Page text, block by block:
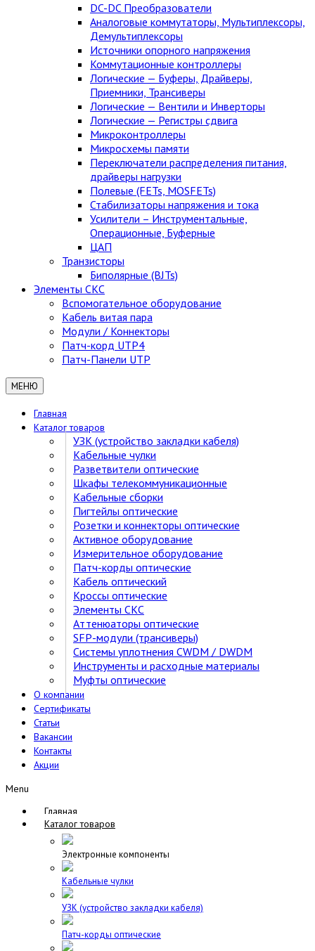
DC-DC Преобразователи
Аналоговые коммутаторы, Мультиплексоры,
Демультиплексоры
Источники опорного напряжения
Коммутационные контроллеры
Логические — Буферы, Драйверы,
Приемники, Трансиверы
Логические — Вентили и Инверторы
Логические — Регистры сдвига
Микроконтроллеры
Микросхемы памяти
Переключатели распределения питания,
драйверы нагрузки
Полевые (FETs, MOSFETs)
Стабилизаторы напряжения и тока
Усилители – Инструментальные,
Операционные, Буферные
ЦАП
Транзисторы
Биполярные (BJTs)
Элементы СКС
Вспомогательное оборудование
Кабель витая пара
Модули / Коннекторы
Патч-корд UTP4
Патч-Панели UTP
МЕНЮ
Главная
Каталог товаров
УЗК (устройство закладки кабеля)
Кабельные чулки
Разветвители оптические
Шкафы телекоммуникационные
Кабельные сборки
Пигтейлы оптические
Розетки и коннекторы оптические
Активное оборудование
Измерительное оборудование
Патч-корды оптические
Кабель оптический
Кроссы оптические
Элементы СКС
Аттенюаторы оптические
SFP-модули (трансиверы)
Cистемы уплотнения CWDM / DWDM
Инструменты и расходные материалы
Муфты оптические
О компании
Сертификаты
Статьи
Вакансии
Контакты
Акции
Menu
Главная
Каталог товаров
Электронные компоненты
Кабельные чулки
УЗК (устройство закладки кабеля)
Патч-корды оптические